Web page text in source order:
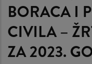
BORACA I
CIVILA –
ZA 2023.